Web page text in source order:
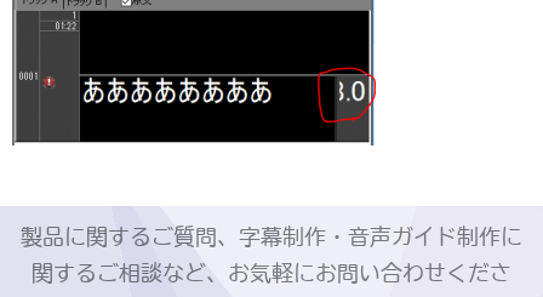
製品に関するご質問、字幕制作・音声ガイド制作に
関するご相談など、お気軽にお問い合わせくださ